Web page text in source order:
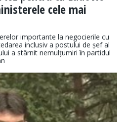
cele mai
importante la negocierile cu
inclusiv a postului de șef al
a stârnit nemulțumiri în partidul